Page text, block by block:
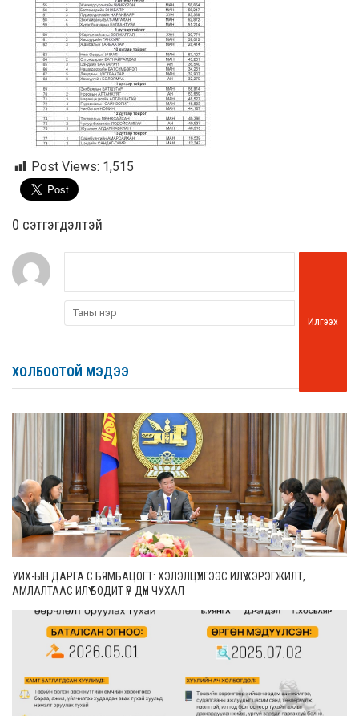
Post Views: 1,515
0 cэтгэгдэлтэй
Илгээх
ХОЛБООТОЙ МЭДЭЭ
УИХ-ЫН ДАРГА С.БЯМБАЦОГТ: ХЭЛЭЛЦҮҮЛГЭЭС ИЛҮҮ ХЭРЭГЖИЛТ,
АМЛАЛТААС ИЛҮҮ БОДИТ ҮР ДҮН ЧУХАЛ